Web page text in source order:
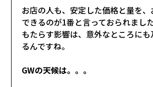
お店の人も、安定した価格と量を
できるのが1番と言っておられまし
もたらす影響は、意外なところに
るんですね。
GWの天候は。。。